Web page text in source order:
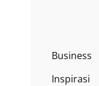
Business
Inspirasi